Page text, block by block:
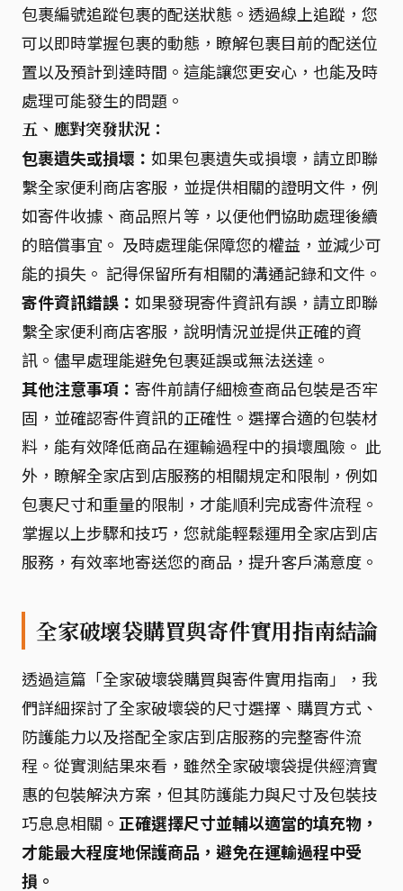
包裹編號追蹤包裹的配送狀態。透過線上追蹤，您
可以即時掌握包裹的動態，瞭解包裹目前的配送位
置以及預計到達時間。這能讓您更安心，也能及時
處理可能發生的問題。
五、應對突發狀況：
包裹遺失或損壞： 如果包裹遺失或損壞，請立即聯
繫全家便利商店客服，並提供相關的證明文件，例
如寄件收據、商品照片等，以便他們協助處理後續
的賠償事宜。 及時處理能保障您的權益，並減少可
能的損失。 記得保留所有相關的溝通記錄和文件。
寄件資訊錯誤： 如果發現寄件資訊有誤，請立即聯
繫全家便利商店客服，說明情況並提供正確的資
訊。儘早處理能避免包裹延誤或無法送達。
其他注意事項： 寄件前請仔細檢查商品包裝是否牢
固，並確認寄件資訊的正確性。選擇合適的包裝材
料，能有效降低商品在運輸過程中的損壞風險。 此
外，瞭解全家店到店服務的相關規定和限制，例如
包裹尺寸和重量的限制，才能順利完成寄件流程。
掌握以上步驟和技巧，您就能輕鬆運用全家店到店
服務，有效率地寄送您的商品，提升客戶滿意度。
全家破壞袋購買與寄件實用指南結論
透過這篇「全家破壞袋購買與寄件實用指南」，我
們詳細探討了全家破壞袋的尺寸選擇、購買方式、
防護能力以及搭配全家店到店服務的完整寄件流
程。從實測結果來看，雖然全家破壞袋提供經濟實
惠的包裝解決方案，但其防護能力與尺寸及包裝技
巧息息相關。 正確選擇尺寸並輔以適當的填充物，
才能最大程度地保護商品，避免在運輸過程中受
損。